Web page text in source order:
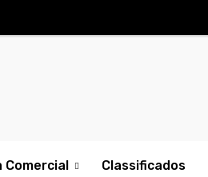
Comercial Classificados